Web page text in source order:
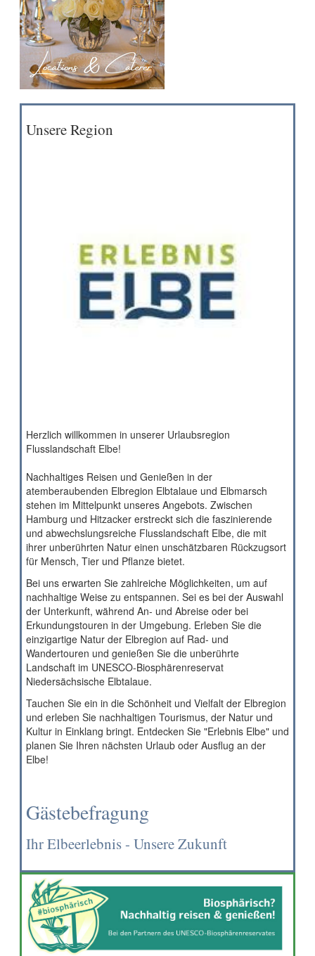
Unsere Region
Herzlich willkommen in unserer Urlaubsregion
Flusslandschaft Elbe!
Nachhaltiges Reisen und Genießen in der
atemberaubenden Elbregion Elbtalaue und Elbmarsch
stehen im Mittelpunkt unseres Angebots. Zwischen
Hamburg und Hitzacker erstreckt sich die faszinierende
und abwechslungsreiche Flusslandschaft Elbe, die mit
ihrer unberührten Natur einen unschätzbaren Rückzugsort
für Mensch, Tier und Pflanze bietet.
Bei uns erwarten Sie zahlreiche Möglichkeiten, um auf
nachhaltige Weise zu entspannen. Sei es bei der Auswahl
der Unterkunft, während An- und Abreise oder bei
Erkundungstouren in der Umgebung. Erleben Sie die
einzigartige Natur der Elbregion auf Rad- und
Wandertouren und genießen Sie die unberührte
Landschaft im UNESCO-Biosphärenreservat
Niedersächsische Elbtalaue.
Tauchen Sie ein in die Schönheit und Vielfalt der Elbregion
und erleben Sie nachhaltigen Tourismus, der Natur und
Kultur in Einklang bringt. Entdecken Sie "Erlebnis Elbe" und
planen Sie Ihren nächsten Urlaub oder Ausflug an der
Elbe!
Gästebefragung
Ihr Elbeerlebnis - Unsere Zukunft